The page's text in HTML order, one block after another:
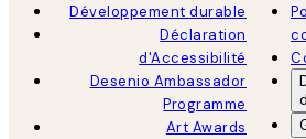
Développement durable
Déclaration
d'Accessibilité
Desenio Ambassador
Programme
Art Awards